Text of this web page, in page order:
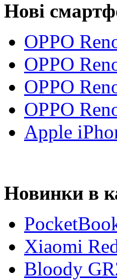
Нові
OPPO
OPPO
OPPO
OPPO
Apple
Новинки в
Xiaomi
Bloody